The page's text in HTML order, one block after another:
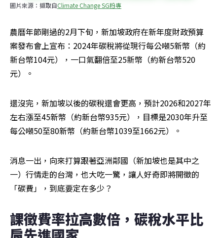
圖片來源：擷取自Climate Change SG粉專
農曆年節剛過的2月下旬，新加坡政府在新年度財政預算
案發布會上宣布：2024年碳稅將從現行每公噸5新幣（約
新台幣104元），一口氣翻倍至25新幣（約新台幣520
元）。
還沒完，新加坡以後的碳稅還會更高，預計2026和2027年
左右漲至45新幣（約新台幣935元），目標是2030年升至
每公噸50至80新幣（約新台幣1039至1662元）。
消息一出，向來打算跟著亞洲鄰國（新加坡也是其中之
一）行情走的台灣，也大吃一驚，讓人好奇即將開徵的
「碳費」，到底要定在多少？
課徵費率拉高數倍，碳稅水平比